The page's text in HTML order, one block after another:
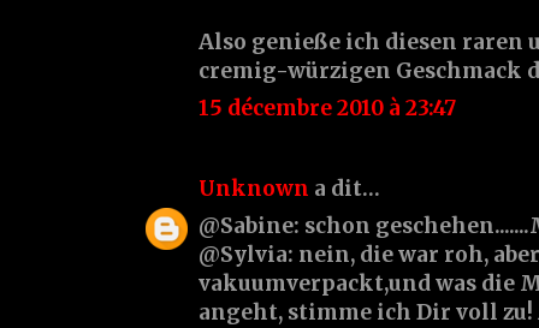
Also genieße ich diesen
cremig-würzigen Geschmack
15 décembre 2010 à 23:47
Unknown a dit…
@Sabine: schon
@Sylvia: nein, die war roh, aber
vakuumverpackt,und was die
angeht, stimme ich Dir voll zu!